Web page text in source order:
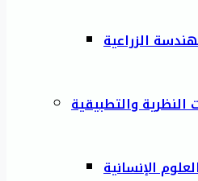
الزراعية
النظرية والتطبيقية
الإنسانية